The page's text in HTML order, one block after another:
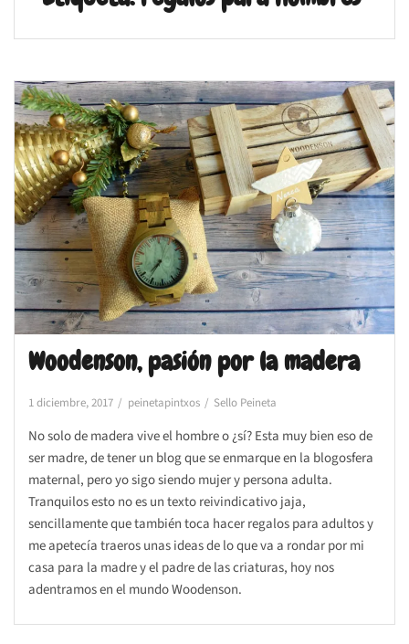
Woodenson, pasión por la madera
1 diciembre, 2017 peinetapintxos Sello Peineta
No solo de madera vive el hombre o ¿sí? Esta muy bien eso de
ser madre, de tener un blog que se enmarque en la blogosfera
maternal, pero yo sigo siendo mujer y persona adulta.
Tranquilos esto no es un texto reivindicativo jaja,
sencillamente que también toca hacer regalos para adultos y
me apetecía traeros unas ideas de lo que va a rondar por mi
casa para la madre y el padre de las criaturas, hoy nos
adentramos en el mundo Woodenson.